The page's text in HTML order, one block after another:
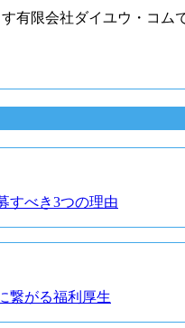
有限会社ダイユウ・コ
すべき3つの理由
繋がる福利厚生